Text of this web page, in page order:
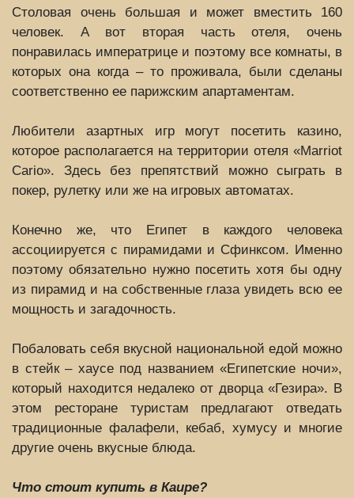
Столовая очень большая и может вместить 160
человек. А вот вторая часть отеля, очень
понравилась императрице и поэтому все комнаты, в
которых она когда – то проживала, были сделаны
соответственно ее парижским апартаментам.
Любители азартных игр могут посетить казино,
которое располагается на территории отеля «Marriot
Cariо». Здесь без препятствий можно сыграть в
покер, рулетку или же на игровых автоматах.
Конечно же, что Египет в каждого человека
ассоциируется с пирамидами и Сфинксом. Именно
поэтому обязательно нужно посетить хотя бы одну
из пирамид и на собственные глаза увидеть всю ее
мощность и загадочность.
Побаловать себя вкусной национальной едой можно
в стейк – хаусе под названием «Египетские ночи»,
который находится недалеко от дворца «Гезира». В
этом ресторане туристам предлагают отведать
традиционные фалафели, кебаб, хумусу и многие
другие очень вкусные блюда.
Что стоит купить в Каире?